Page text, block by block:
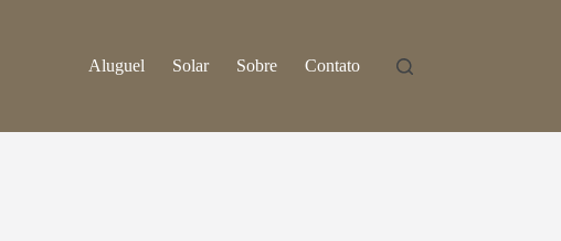
Aluguel Solar Sobre Contato